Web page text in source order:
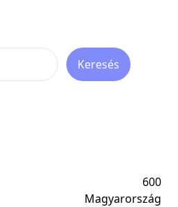
Keresés
600
Magyarország